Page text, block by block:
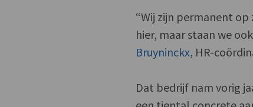
“Wij zijn permanent
hier, maar staan we
Bruyninckx, HR-
Dat bedrijf nam vorig